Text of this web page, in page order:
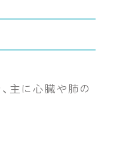
主に心臓や肺の